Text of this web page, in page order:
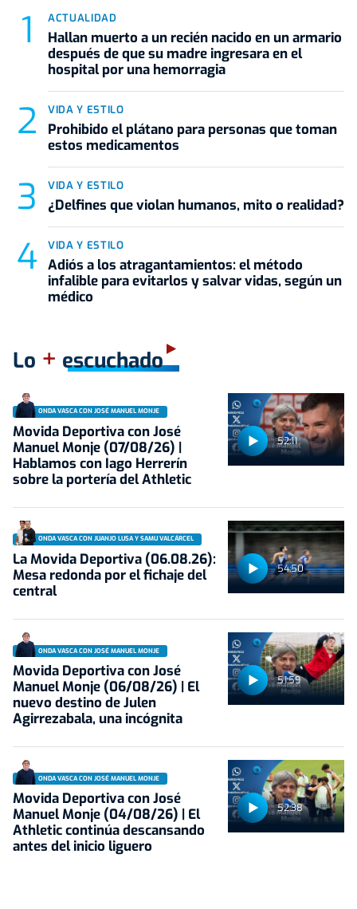
ACTUALIDAD
Hallan muerto a un recién nacido en un armario
después de que su madre ingresara en el
hospital por una hemorragia
VIDA Y ESTILO
Prohibido el plátano para personas que toman
estos medicamentos
VIDA Y ESTILO
¿Delfines que violan humanos, mito o realidad?
VIDA Y ESTILO
Adiós a los atragantamientos: el método
infalible para evitarlos y salvar vidas, según un
médico
Lo + escuchado
52:11
ONDA VASCA CON JOSÉ MANUEL MONJE
Movida Deportiva con José
Manuel Monje (07/08/26) |
Hablamos con Iago Herrerín
sobre la portería del Athletic
54:50
ONDA VASCA CON JUANJO LUSA Y SAMU VALCÁRCEL
La Movida Deportiva (06.08.26):
Mesa redonda por el fichaje del
central
51:59
ONDA VASCA CON JOSÉ MANUEL MONJE
Movida Deportiva con José
Manuel Monje (06/08/26) | El
nuevo destino de Julen
Agirrezabala, una incógnita
52:38
ONDA VASCA CON JOSÉ MANUEL MONJE
Movida Deportiva con José
Manuel Monje (04/08/26) | El
Athletic continúa descansando
antes del inicio liguero